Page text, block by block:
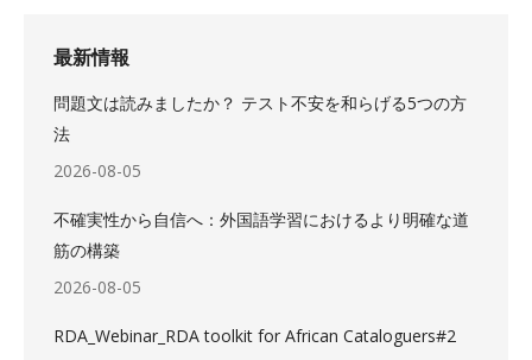
最新情報
問題文は読みましたか？ テスト不安を和らげる5つの方
法
2026-08-05
不確実性から自信へ：外国語学習におけるより明確な道
筋の構築
2026-08-05
RDA_Webinar_RDA toolkit for African Cataloguers#2